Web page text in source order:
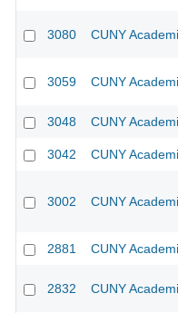
3080 CUNY
3059 CUNY
3048 CUNY
3042 CUNY
3002 CUNY
2881 CUNY
2832 CUNY